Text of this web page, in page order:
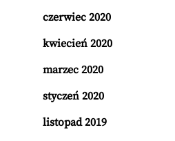
czerwiec 2020
kwiecień 2020
marzec 2020
styczeń 2020
listopad 2019